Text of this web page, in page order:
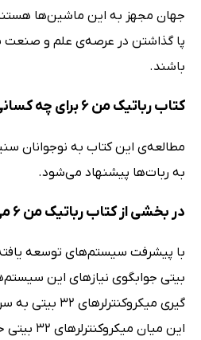
جهان مجهز به این ماشین‌ها
پا گذاشتن در عرصه‌ی علم و صنعت
باشند.
کتاب رباتیک من 6 برای چه کسانی مناسب است؟
به ربات‌ها پیشنهاد می‌شود.
در بخشی از کتاب رباتیک من 6 می‌خوانیم:
بیتی جوابگوی نیازهای این
گیری